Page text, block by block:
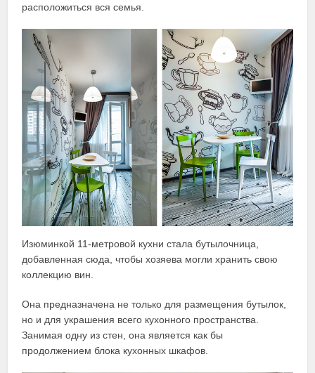
расположиться вся семья.
Изюминкой 11-метровой кухни стала бутылочница,
добавленная сюда, чтобы хозяева могли хранить свою
коллекцию вин.
Она предназначена не только для размещения бутылок,
но и для украшения всего кухонного пространства.
Занимая одну из стен, она является как бы
продолжением блока кухонных шкафов.